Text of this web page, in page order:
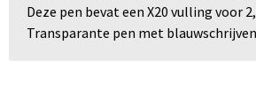
Deze pen bevat een X20 vulling voor
Transparante pen met